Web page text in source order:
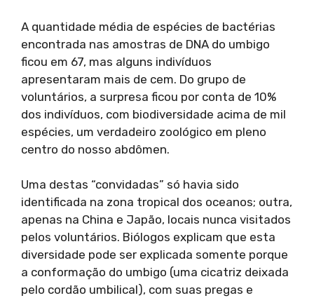
A quantidade média de espécies de bactérias
encontrada nas amostras de DNA do umbigo
ficou em 67, mas alguns indivíduos
apresentaram mais de cem. Do grupo de
voluntários, a surpresa ficou por conta de 10%
dos indivíduos, com biodiversidade acima de mil
espécies, um verdadeiro zoológico em pleno
centro do nosso abdômen.
Uma destas “convidadas” só havia sido
identificada na zona tropical dos oceanos; outra,
apenas na China e Japão, locais nunca visitados
pelos voluntários. Biólogos explicam que esta
diversidade pode ser explicada somente porque
a conformação do umbigo (uma cicatriz deixada
pelo cordão umbilical), com suas pregas e